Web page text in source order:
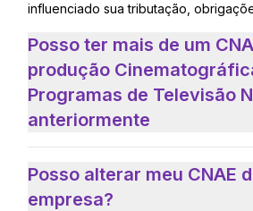
influenciado sua tributação,
Posso ter mais de um
produção
Programas de Televisão
anteriormente
Posso alterar meu CNAE
empresa?